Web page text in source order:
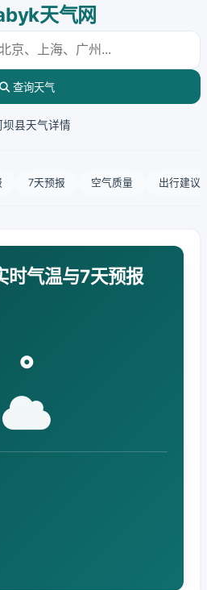
天气网
查询天气
坝县天气详情
7天预报 空气质量 出行建议
时气温与7天预报
°